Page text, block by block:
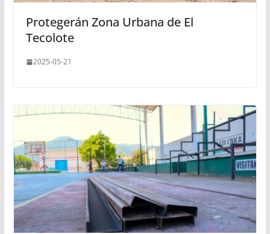
Protegerán Zona Urbana de El
Tecolote
2025-05-21